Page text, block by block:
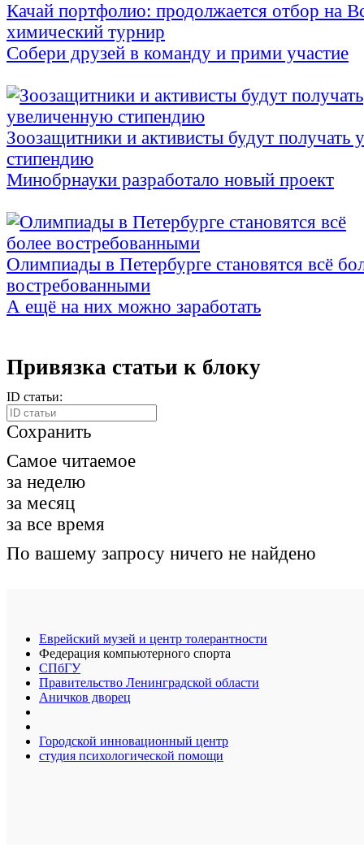
Качай портфолио: продолжается отбор на
химический турнир
Собери друзей в команду и прими участие
Зоозащитники и активисты будут получать
стипендию
Минобрнауки разработало новый проект
Олимпиады в Петербурге становятся всё
востребованными
А ещё на них можно заработать
Привязка статьи к блоку
ID статьи:
Сохранить
Самое читаемое
за неделю
за месяц
за все время
По вашему запросу ничего не найдено
Еврейский музей и центр толерантности
Федерация компьютерного спорта
СПбГУ
Правительство Ленинградской области
Аничков дворец
Городской инновационный центр
студия психологической помощи